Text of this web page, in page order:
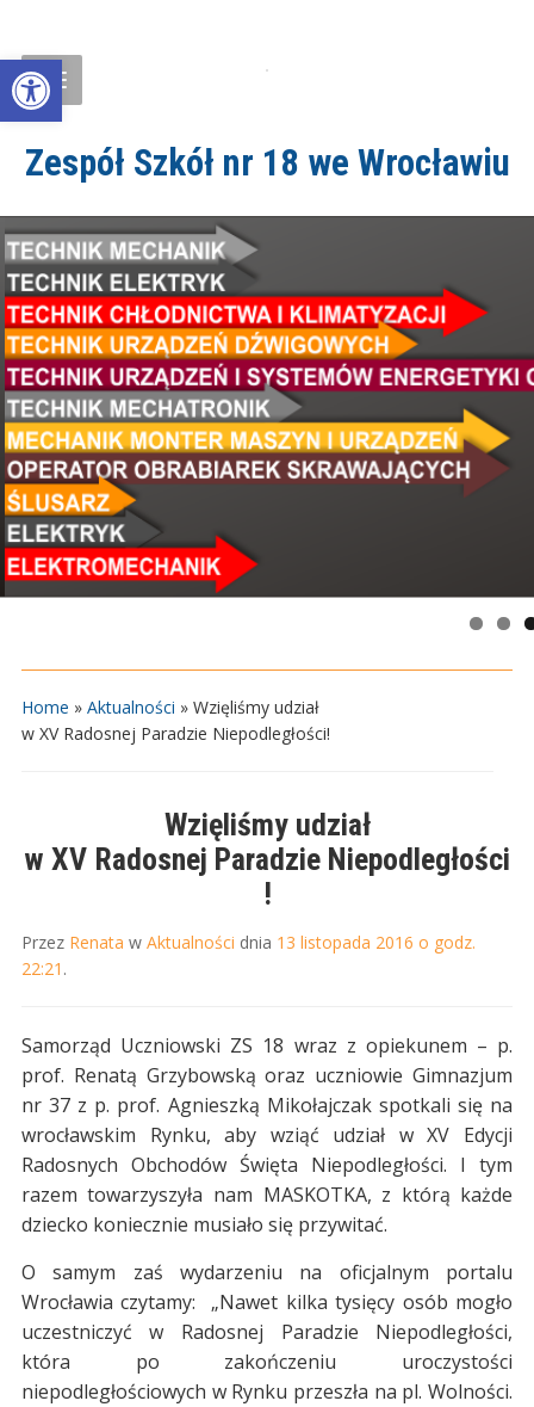
Open toolbar
Zespół Szkół nr 18 we Wrocławiu
Home » Aktualności » Wzięliśmy udział
w XV Radosnej Paradzie Niepodległości!
Wzięliśmy udział
w XV Radosnej Paradzie Niepodległości
!
Przez Renata w Aktualności dnia 13 listopada 2016 o godz.
22:21 .
Samorząd Uczniowski ZS 18 wraz z opiekunem – p.
prof. Renatą Grzybowską oraz uczniowie Gimnazjum
nr 37 z p. prof. Agnieszką Mikołajczak spotkali się na
wrocławskim Rynku, aby wziąć udział w XV Edycji
Radosnych Obchodów Święta Niepodległości. I tym
razem towarzyszyła nam MASKOTKA, z którą każde
dziecko koniecznie musiało się przywitać.
O samym zaś wydarzeniu na oficjalnym portalu
Wrocławia czytamy: „Nawet kilka tysięcy osób mogło
uczestniczyć w Radosnej Paradzie Niepodległości,
która po zakończeniu uroczystości
niepodległościowych w Rynku przeszła na pl. Wolności.